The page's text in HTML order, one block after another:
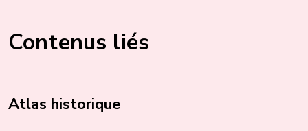
Contenus liés
Atlas historique